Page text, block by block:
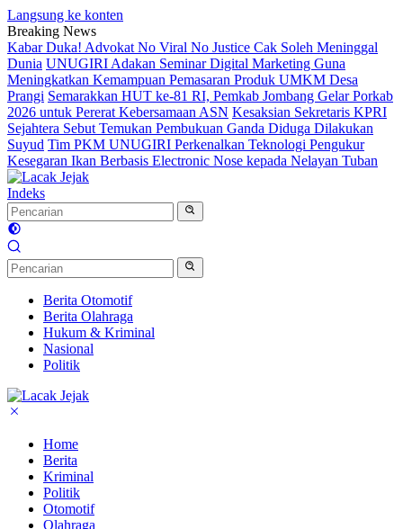
Langsung ke konten
Breaking News
Kabar Duka! Advokat No Viral No Justice Cak Soleh Meninggal
Dunia UNUGIRI Adakan Seminar Digital Marketing Guna
Meningkatkan Kemampuan Pemasaran Produk UMKM Desa
Prangi Semarakkan HUT ke-81 RI, Pemkab Jombang Gelar Porkab
2026 untuk Pererat Kebersamaan ASN Kesaksian Sekretaris KPRI
Sejahtera Sebut Temukan Pembukuan Ganda Diduga Dilakukan
Suyud Tim PKM UNUGIRI Perkenalkan Teknologi Pengukur
Kesegaran Ikan Berbasis Electronic Nose kepada Nelayan Tuban
Indeks
Berita Otomotif
Berita Olahraga
Hukum & Kriminal
Nasional
Politik
Home
Berita
Kriminal
Politik
Otomotif
Olahraga